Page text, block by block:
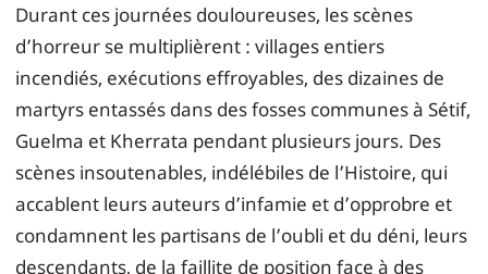
Durant ces journées douloureuses, les scènes
d’horreur se multiplièrent : villages entiers
incendiés, exécutions effroyables, des dizaines de
martyrs entassés dans des fosses communes à Sétif,
Guelma et Kherrata pendant plusieurs jours. Des
scènes insoutenables, indélébiles de l’Histoire, qui
accablent leurs auteurs d’infamie et d’opprobre et
condamnent les partisans de l’oubli et du déni, leurs
descendants, de la faillite de position face à des